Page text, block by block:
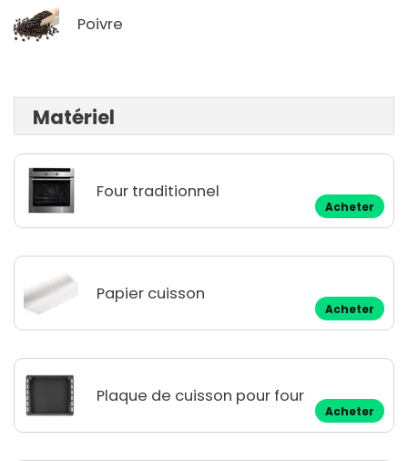
Poivre
Matériel
Four traditionnel
Acheter
Papier cuisson
Acheter
Plaque de cuisson pour four
Acheter